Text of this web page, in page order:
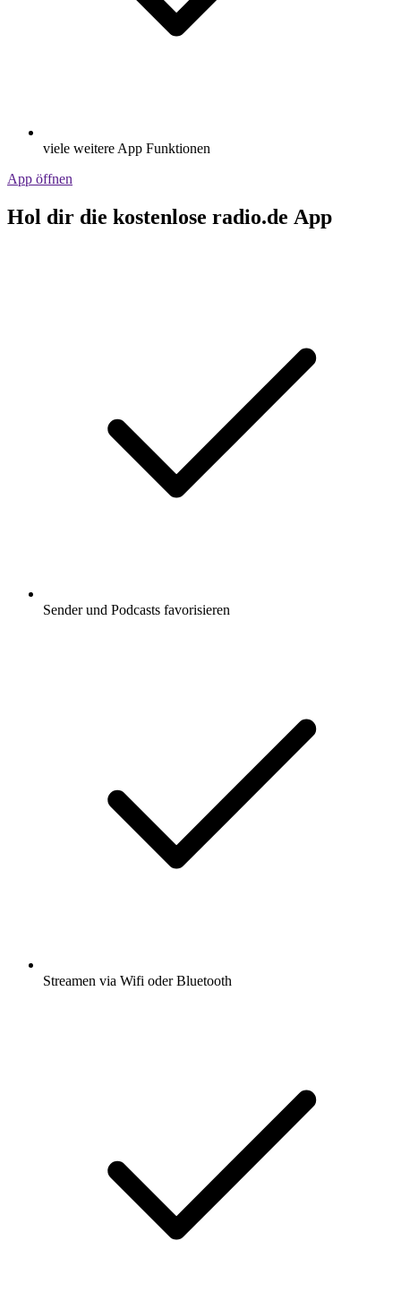
viele weitere App Funktionen
App öffnen
Hol dir die kostenlose radio.de App
Sender und Podcasts favorisieren
Streamen via Wifi oder Bluetooth